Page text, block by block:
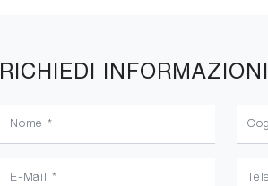
RICHIEDI INFORMAZIONI